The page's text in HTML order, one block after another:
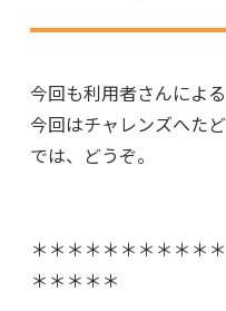
今回も利用者さんによ
今回はチャレンズへた
では、どうぞ。
＊＊＊＊＊＊＊＊＊＊
＊＊＊＊＊